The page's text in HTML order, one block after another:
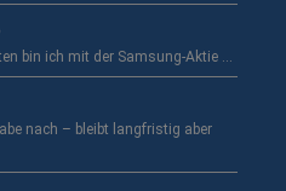
bin ich mit der Samsung-Aktie …
nach – bleibt langfristig aber